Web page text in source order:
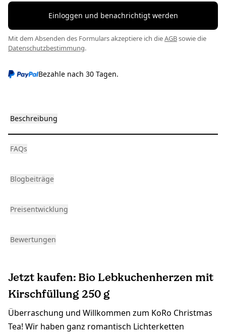
Einloggen und benachrichtigt werden
Mit dem Absenden des Formulars akzeptiere ich dieAGBsowie die
Datenschutzbestimmung.
Bezahle nach 30 Tagen.
Beschreibung
FAQs
Blogbeiträge
Preisentwicklung
Bewertungen
Jetzt kaufen: Bio Lebkuchenherzen mit
Kirschfüllung 250 g
Überraschung und Willkommen zum KoRo Christmas
Tea! Wir haben ganz romantisch Lichterketten